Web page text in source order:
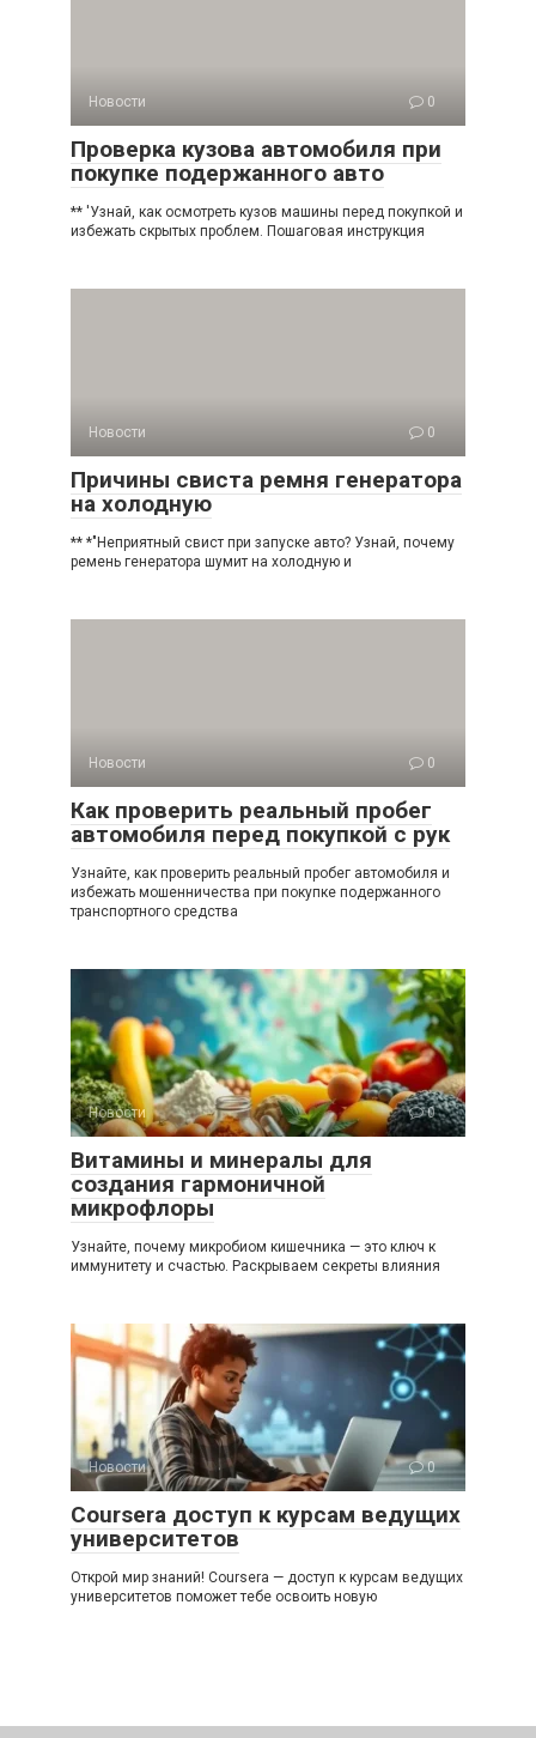
Новости 0
Проверка кузова автомобиля при
покупке подержанного авто
** 'Узнай, как осмотреть кузов машины перед покупкой и
избежать скрытых проблем. Пошаговая инструкция
Новости 0
Причины свиста ремня генератора
на холодную
** *"Неприятный свист при запуске авто? Узнай, почему
ремень генератора шумит на холодную и
Новости 0
Как проверить реальный пробег
автомобиля перед покупкой с рук
Узнайте, как проверить реальный пробег автомобиля и
избежать мошенничества при покупке подержанного
транспортного средства
Новости 0
Витамины и минералы для
создания гармоничной
микрофлоры
Узнайте, почему микробиом кишечника — это ключ к
иммунитету и счастью. Раскрываем секреты влияния
Новости 0
Coursera доступ к курсам ведущих
университетов
Открой мир знаний! Coursera — доступ к курсам ведущих
университетов поможет тебе освоить новую